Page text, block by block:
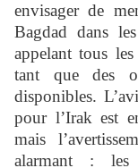
envisager de
Bagdad dans
appelant tous
tant que des
disponibles.
pour l’Irak est
mais
alarmant : les